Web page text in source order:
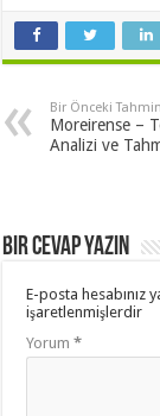
Bir Önceki Tahmin
Moreirense –
Analizi ve
Bir cevap yazın
E-posta hesabınız
işaretlenmişlerdir
Yorum*